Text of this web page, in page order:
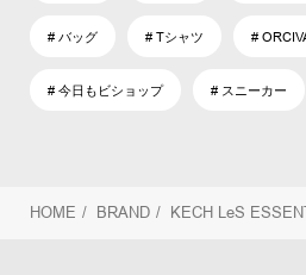
# バッグ # Tシャツ #
# 今日もビショップ # スニーカー
HOME / BRAND / KECH LeS